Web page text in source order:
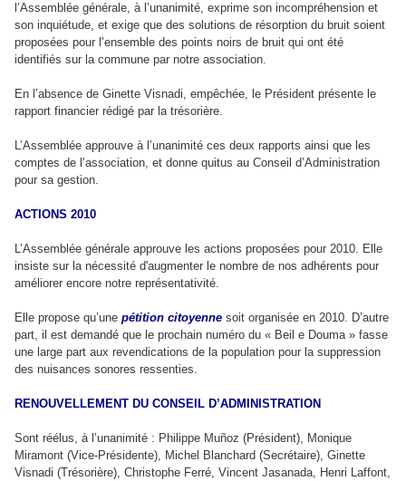
l’Assemblée générale, à l’unanimité, exprime son incompréhension et
son inquiétude, et exige que des solutions de résorption du bruit soient
proposées pour l’ensemble des points noirs de bruit qui ont été
identifiés sur la commune par notre association.
En l’absence de Ginette Visnadi, empêchée, le Président présente le
rapport financier rédigé par la trésorière.
L’Assemblée approuve à l’unanimité ces deux rapports ainsi que les
comptes de l’association, et donne quitus au Conseil d’Administration
pour sa gestion.
ACTIONS 2010
L’Assemblée générale approuve les actions proposées pour 2010. Elle
insiste sur la nécessité d'augmenter le nombre de nos adhérents pour
améliorer encore notre représentativité.
Elle propose qu’une pétition citoyenne soit organisée en 2010. D’autre
part, il est demandé que le prochain numéro du « Beil e Douma » fasse
une large part aux revendications de la population pour la suppression
des nuisances sonores ressenties.
RENOUVELLEMENT DU CONSEIL D’ADMINISTRATION
Sont réélus, à l’unanimité : Philippe Muñoz (Président), Monique
Miramont (Vice-Présidente), Michel Blanchard (Secrétaire), Ginette
Visnadi (Trésorière), Christophe Ferré, Vincent Jasanada, Henri Laffont,